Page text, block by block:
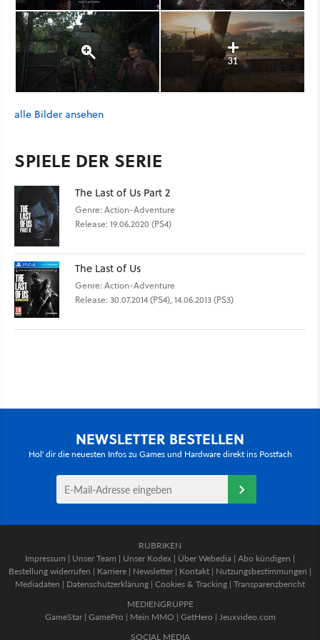
31
alle Bilder ansehen
SPIELE DER SERIE
The Last of Us Part 2
Genre: Action-Adventure
Release: 19.06.2020 (PS4)
The Last of Us
Genre: Action-Adventure
Release: 30.07.2014 (PS4), 14.06.2013 (PS3)
NEWSLETTER BESTELLEN
Hol' dir die neuesten Infos zu Games und Hardware direkt ins Postfach
RUBRIKEN
Impressum | Unser Team | Unser Kodex | Über Webedia | Abo kündigen |
Bestellung widerrufen | Karriere | Newsletter | Kontakt | Nutzungsbestimmungen |
Mediadaten | Datenschutzerklärung | Cookies & Tracking | Transparenzbericht
MEDIENGRUPPE
GameStar| GamePro | Mein MMO | GetHero | Jeuxvideo.com
SOCIAL MEDIA